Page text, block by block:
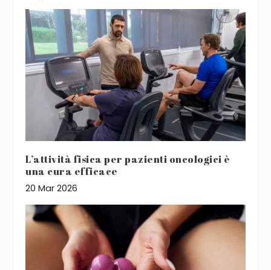
L’attività fisica per pazienti oncologici è
una cura efficace
20 Mar 2026